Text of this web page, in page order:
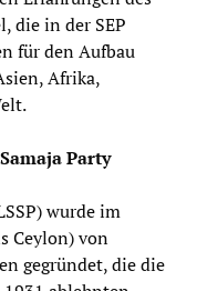
die in der SEP
für den Aufbau
Afrika,
Party
wurde im
Ceylon) von
gegründet, die die